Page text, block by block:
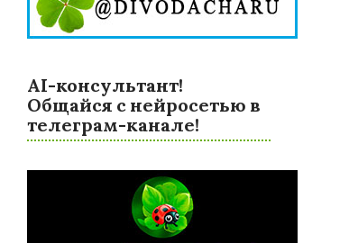
AI-консультант!
Общайся с нейросетью в
телеграм-канале!